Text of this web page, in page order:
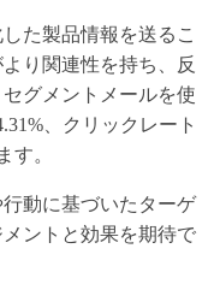
た製品情報を送るこ
り関連性を持ち、反
グメントメールを使
、クリックレート
す。
動に基づいたターゲ
ントと効果を期待で